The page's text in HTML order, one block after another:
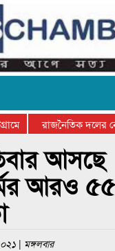
রাজনৈতিক দলের
আসছে
আরও
| মঙ্গলবার